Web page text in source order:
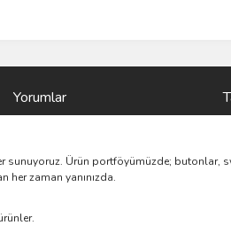
Yorumlar
Ürün portföyümüzde; butonlar,
her zaman yanınızda.